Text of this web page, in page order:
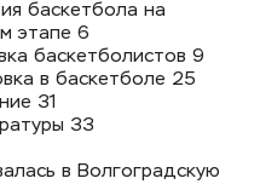
баскетбола на
этапе 6
баскетболистов 9
в баскетболе 25
31
33
в Волгоградскую